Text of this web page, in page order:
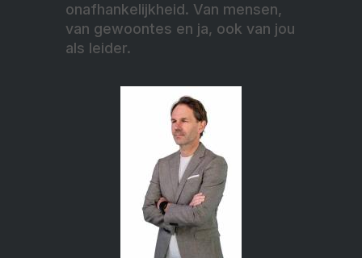
onafhankelijkheid. Van mensen,
van gewoontes en ja, ook van jou
als leider.